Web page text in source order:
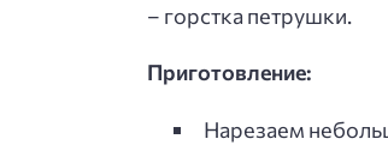
– горстка петрушки.
Приготовление:
Нарезаем